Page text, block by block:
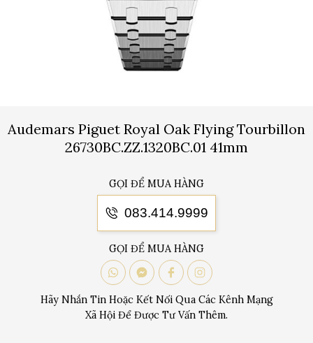
Audemars Piguet Royal Oak Flying Tourbillon
26730BC.ZZ.1320BC.01 41mm
GỌI ĐỂ MUA HÀNG
083.414.9999
GỌI ĐỂ MUA HÀNG
Hãy Nhắn Tin Hoặc Kết Nối Qua Các Kênh Mạng
Xã Hội Để Được Tư Vấn Thêm.